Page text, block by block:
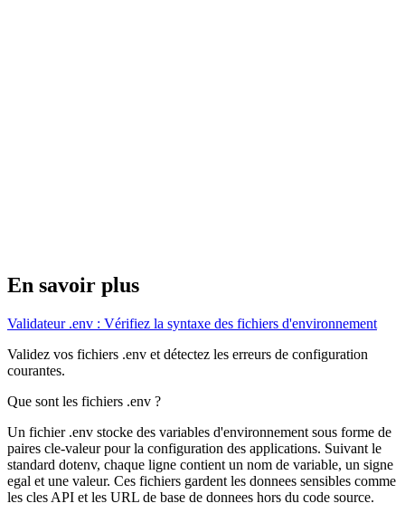
En savoir plus
Validateur .env : Vérifiez la syntaxe des fichiers d'environnement
Validez vos fichiers .env et détectez les erreurs de configuration
courantes.
Que sont les fichiers .env ?
Un fichier .env stocke des variables d'environnement sous forme de
paires cle-valeur pour la configuration des applications. Suivant le
standard dotenv, chaque ligne contient un nom de variable, un signe
egal et une valeur. Ces fichiers gardent les donnees sensibles comme
les cles API et les URL de base de donnees hors du code source.